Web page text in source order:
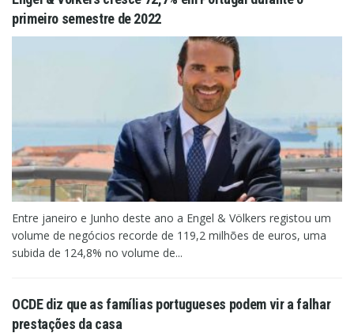
primeiro semestre de 2022
Entre janeiro e Junho deste ano a Engel & Völkers registou um
volume de negócios recorde de 119,2 milhões de euros, uma
subida de 124,8% no volume de...
OCDE diz que as famílias portugueses podem vir a falhar
prestações da casa